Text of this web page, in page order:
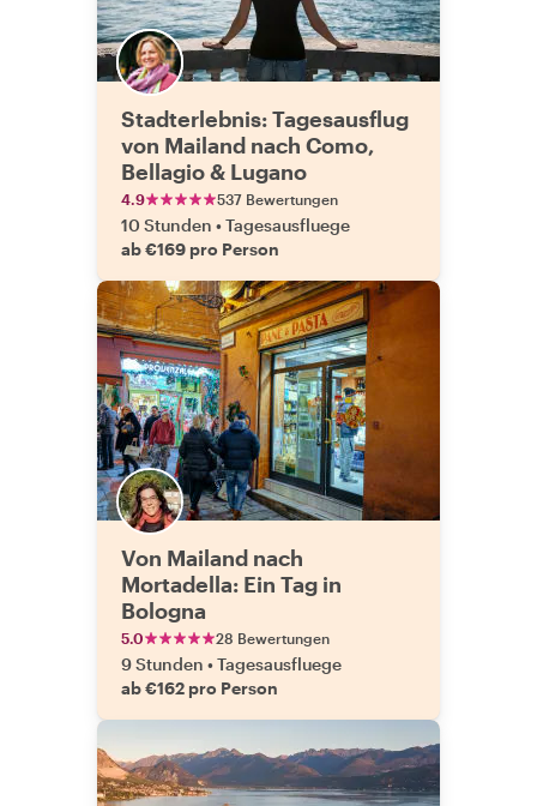
Stadterlebnis: Tagesausflug
von Mailand nach Como,
Bellagio & Lugano
4.9 537 Bewertungen
10 Stunden •Tagesausfluege
ab €169 pro Person
Von Mailand nach
Mortadella: Ein Tag in
Bologna
5.0 28 Bewertungen
9 Stunden •Tagesausfluege
ab €162 pro Person